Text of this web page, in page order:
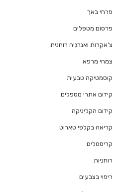
פרחי באך
פרסום מטפלים
צ'אקרות ואנרגיה רוחנית
צמחי מרפא
קוסמטיקה טבעית
קידום אתרי מטפלים
קידום הקליניקה
קריאה בקלפי טארוט
קריסטלים
רוחניות
ריפוי בצבעים